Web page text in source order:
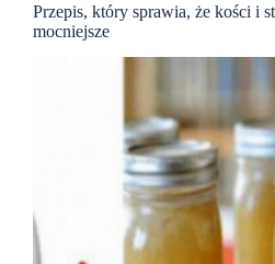
Przepis, który sprawia, że ​​kości i
mocniejsze